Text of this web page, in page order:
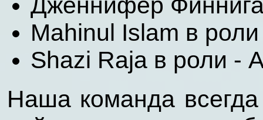
Mahinul Islam в
Shazi Raja в роли -
Наша команда